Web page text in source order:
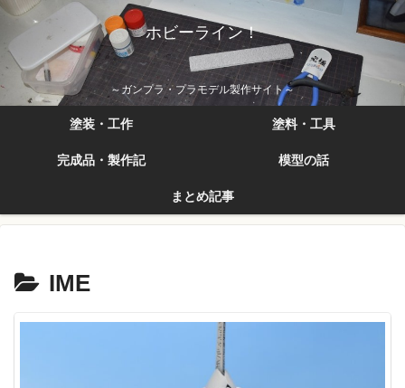
ホビーライン！
～ガンプラ・プラモデル製作サイト～
塗装・工作 塗料・工具
完成品・製作記 模型の話
まとめ記事
IME